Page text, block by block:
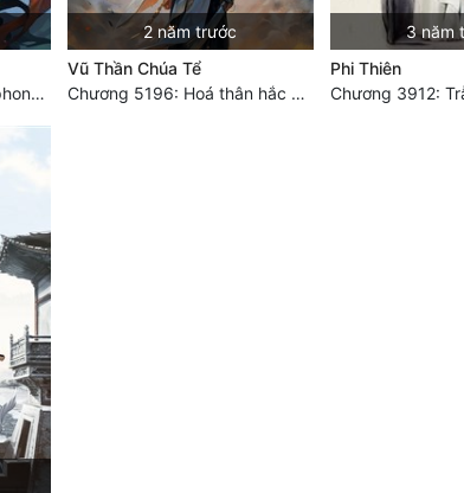
Chương 3822: Thiên tái phong vân một tiếng cười
2 năm trước
Vũ Thần Chúa Tể
Chương 5196: Hoá thân hắc ám
3 năm
Phi Thiên